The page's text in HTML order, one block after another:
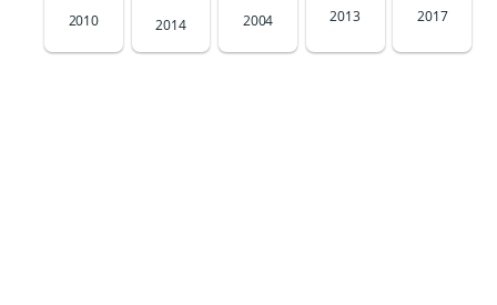
2010 2014 2004 2013 2017